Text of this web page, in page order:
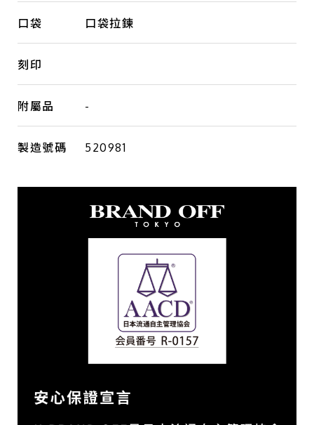
口袋 口袋拉鍊
刻印
附屬品 -
製造號碼 520981